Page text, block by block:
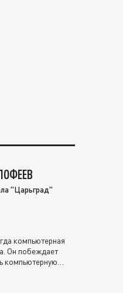
"Царьград"
компьютерная
Он побеждает
компьютерную